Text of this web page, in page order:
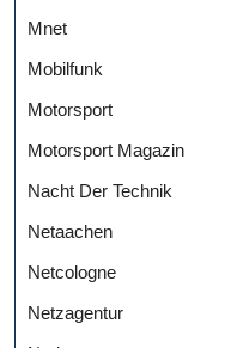
Mnet
Mobilfunk
Motorsport
Motorsport Magazin
Nacht Der Technik
Netaachen
Netcologne
Netzagentur